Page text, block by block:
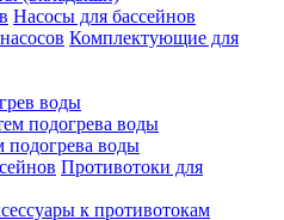
Насосы для бассейнов
Комплектующие для
воды
воды
Противотоки для